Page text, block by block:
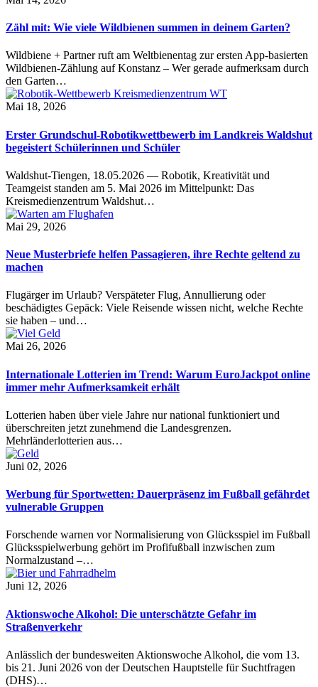
Zähl mit: Wie viele Wildbienen summen in deinem Garten?
Wildbiene + Partner ruft am Weltbienentag zur ersten App-basierten
Wildbienen-Zählung auf Konstanz – Wer gerade aufmerksam durch
den Garten…
Mai 18, 2026
Erster Grundschul-Robotikwettbewerb im Landkreis Waldshut
begeistert Schülerinnen und Schüler
Waldshut-Tiengen, 18.05.2026 — Robotik, Kreativität und
Teamgeist standen am 5. Mai 2026 im Mittelpunkt: Das
Kreismedienzentrum Waldshut…
Mai 29, 2026
Neue Musterbriefe helfen Passagieren, ihre Rechte geltend zu
machen
Flugärger im Urlaub? Verspäteter Flug, Annullierung oder
beschädigtes Gepäck: Viele Reisende wissen nicht, welche Rechte
sie haben – und…
Mai 26, 2026
Internationale Lotterien im Trend: Warum EuroJackpot online
immer mehr Aufmerksamkeit erhält
Lotterien haben über viele Jahre nur national funktioniert und
überschreiten jetzt zunehmend die Landesgrenzen.
Mehrländerlotterien aus…
Juni 02, 2026
Werbung für Sportwetten: Dauerpräsenz im Fußball gefährdet
vulnerable Gruppen
Forschende warnen vor Normalisierung von Glücksspiel im Fußball
Glücksspielwerbung gehört im Profifußball inzwischen zum
Normalzustand –…
Juni 12, 2026
Aktionswoche Alkohol: Die unterschätzte Gefahr im
Straßenverkehr
Anlässlich der bundesweiten Aktionswoche Alkohol, die vom 13.
bis 21. Juni 2026 von der Deutschen Hauptstelle für Suchtfragen
(DHS)…